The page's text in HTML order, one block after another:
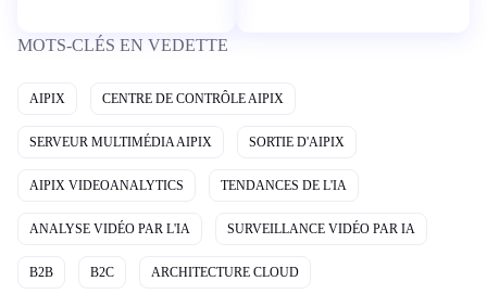
MOTS-CLÉS EN VEDETTE
AIPIX CENTRE DE CONTRÔLE AIPIX
SERVEUR MULTIMÉDIA AIPIX SORTIE D'AIPIX
AIPIX VIDEOANALYTICS TENDANCES DE L'IA
ANALYSE VIDÉO PAR L'IA SURVEILLANCE VIDÉO PAR IA
B2B B2C ARCHITECTURE CLOUD